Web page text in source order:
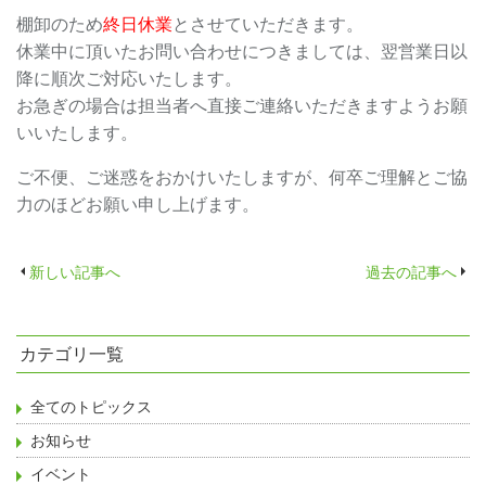
棚卸のため終日休業 とさせていただきます。
休業中に頂いたお問い合わせにつきましては、翌営業日以
降に順次ご対応いたします。
お急ぎの場合は担当者へ直接ご連絡いただきますようお願
いいたします。
ご不便、ご迷惑をおかけいたしますが、何卒ご理解とご協
力のほどお願い申し上げます。
過去の記事へ
新しい記事へ
カテゴリ一覧
全てのトピックス
お知らせ
イベント